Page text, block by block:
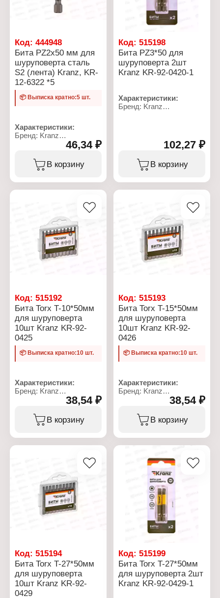
Назначение: для
шуруповерта
Материал: сталь S2
Наконечник: PZ1
Длина: 50 мм
Особенность:
намагниченный
наконечник
Упаковка: лента
Код: 444948
Бита PZ2x50 мм для
шуруповерта сталь
S2 (лента) Kranz, KR-
12-6322 *5
📦 Выписка кратно:5 шт.
Характеристики:
Бренд: Kranz
Артикул: KR-12-6322
Назначение: для
шуруповерта
Упаковка: лента
46,34 ₽
В корзину
Код:515198
Бита PZ3*50 для
шуруповерта 2шт
Kranz KR-92-0420-1
Характеристики:
Бренд: Kranz
односторонняя
Материал: сталь S2
Наконечник: PZ3
Длина: 50 мм
Количество: 2 шт
наконечник
102,27 ₽
В корзину
Код: 515192
Бита Torx T-10*50мм
для шуруповерта
10шт Kranz KR-92-
0425
📦 Выписка кратно:10 шт.
Характеристики:
Бренд: Kranz
Артикул: KR-92-0425
Назначение: для
шуруповерта
Количество: 10 шт
38,54 ₽
В корзину
Код:515193
Бита Torx T-15*50мм
для шуруповерта
10шт Kranz KR-92-
0426
📦 Выписка кратно:10 шт.
Характеристики:
Бренд: Kranz
Артикул: KR-92-0426
Назначение: для
шуруповерта
Наконечник: Т-15
Длина: 50 мм
Количество: 10 шт
38,54 ₽
В корзину
Код: 515194
Бита Torx T-27*50мм
для шуруповерта
10шт Kranz KR-92-
0429
Код:515199
Бита Torx T-27*50мм
для шуруповерта 2шт
Kranz KR-92-0429-1